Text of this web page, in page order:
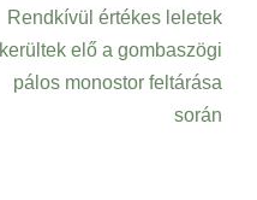
Rendkívül értékes leletek
kerültek elő a gombaszögi
pálos monostor feltárása
során